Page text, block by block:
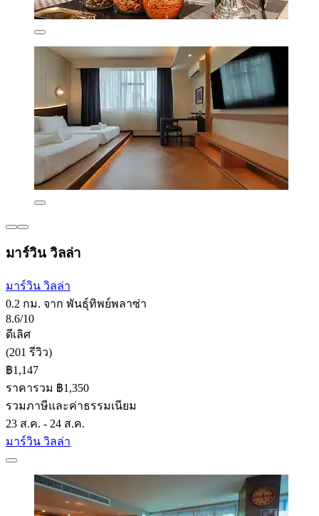
มาร์วิน วิลล่า
มาร์วิน วิลล่า
0.2 กม. จาก พันธุ์ทิพย์พลาซ่า
8.6/10
ดีเลิศ
(201 รีวิว)
฿1,147
ราคารวม ฿1,350
รวมภาษีและค่าธรรมเนียม
23 ส.ค. - 24 ส.ค.
มาร์วิน วิลล่า